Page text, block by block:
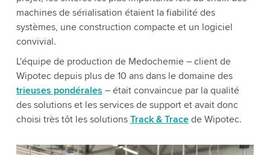
machines de sérialisation étaient la fiabilité des
systèmes, une construction compacte et un logiciel
convivial.
L'équipe de production de Medochemie – client de
Wipotec depuis plus de 10 ans dans le domaine des
trieuses pondérales – était convaincue par la qualité
des solutions et les services de support et avait donc
choisi très tôt les solutions Track & Tracede Wipotec.